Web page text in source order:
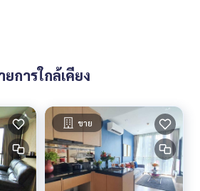
ยวชาญในพื้นที่
ยฝาก จำนอง
| YouTube
ยการใกล้เคียง
ขาย